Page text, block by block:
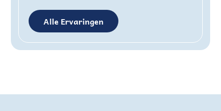
Alle Ervaringen